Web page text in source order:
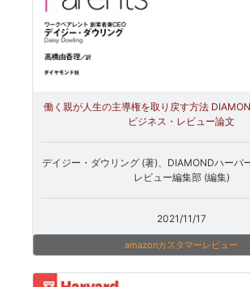
働く親が人生の主導権を取り戻す方法
ビジネス・レビュー論文
デイジー・ダウリング (著)、DIAMONDハーバ
レビュー編集部 (編集)
2021/11/17
amazonカスタマーレビュー